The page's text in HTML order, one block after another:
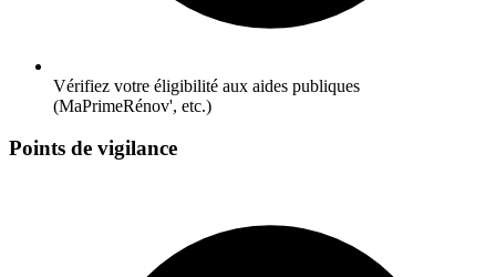
Vérifiez votre éligibilité aux aides publiques
(MaPrimeRénov', etc.)
Points de vigilance